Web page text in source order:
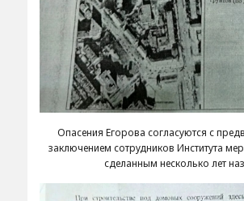
Опасения Егорова согласуются с
заключением сотрудников Института
сделанным несколько лет